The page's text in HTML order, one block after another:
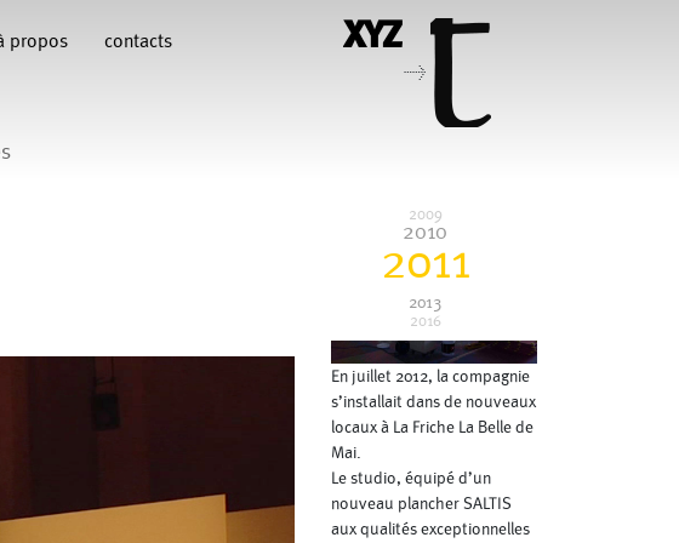
propos
contacts
>
Françoise Rognerud
Jean-Paul Bourel
Maria Eugenia Lopez Valenzuela Maria Grazia Noce
Pascal Gobin
Macher Sébastien Chatellier
2009
2010
2011
2013
2016
danseurs mettent en jeu
leurs propres énergies et
musicalités à travers un
travail de composition.
En juillet 2012, la compagnie
s’installait dans de nouveaux
locaux à La Friche La Belle de
Mai.
Le studio, équipé d’un
nouveau plancher SALTIS
aux qualités exceptionnelles